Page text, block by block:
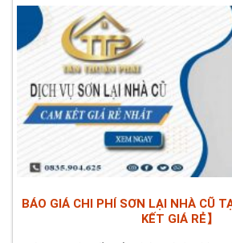
BÁO GIÁ CHI PHÍ SƠN LẠI NHÀ CŨ
KẾT GIÁ RẺ】